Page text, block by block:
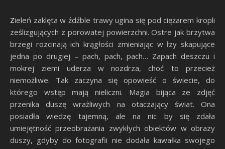
Zieleń zaklęta w źdźble trawy ugina się pod ciężarem kropli
ześlizgujących z porowatej powierzchni. Ostre jak brzytwa
brzegi rozcinają ich krągłości zmieniając w łzy skapujące
jedna po drugiej – pach, pach, pach… Zapach deszczu i
mokrej ziemi uderza w nozdrza, choć to przecież
niemożliwe. Tak zaczyna się opowieść o świecie, do
którego wstęp mają nieliczni. Magia bijąca ze zdjęć
przenika duszę wrażliwych na otaczający świat. Ona
posiadła wiedzę tajemną, ale na nic by się zdała
umiejętność przeobrażania zwykłych obiektów w obrazy
duszy, gdyby do fotografii nie dodała kawałka swojego